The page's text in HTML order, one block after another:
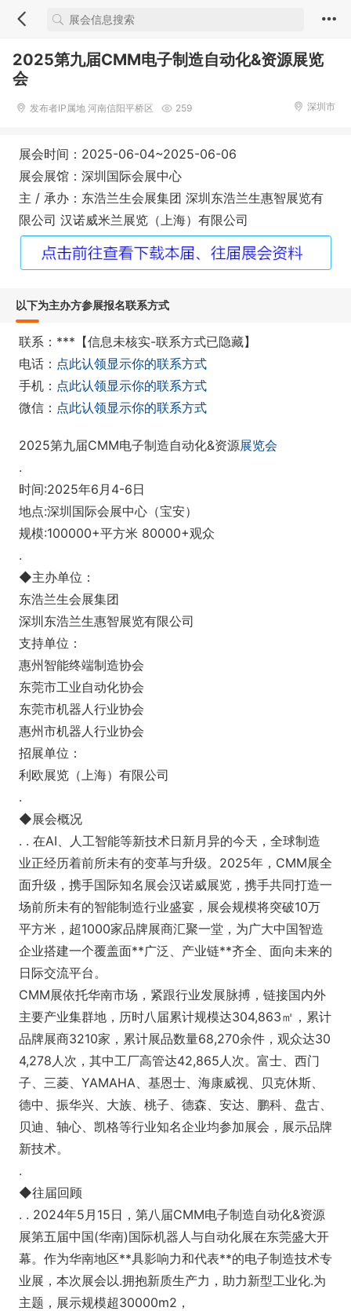
2025第九届CMM电子制造自动化&资源展览
会
发布者IP属地 河南信阳平桥区 259 深圳市
展会时间：2025-06-04~2025-06-06
展会展馆：深圳国际会展中心
主 / 承办：东浩兰生会展集团 深圳东浩兰生惠智展览有
限公司 汉诺威米兰展览（上海）有限公司
以下为主办方参展报名联系方式
联系：***【信息未核实-联系方式已隐藏】
电话： 点此认领显示你的联系方式
手机： 点此认领显示你的联系方式
微信： 点此认领显示你的联系方式
2025第九届CMM电子制造自动化&资源展览会
.
时间:2025年6月4-6日
地点:深圳国际会展中心（宝安）
规模:100000+平方米 80000+观众
.
◆主办单位：
东浩兰生会展集团
深圳东浩兰生惠智展览有限公司
支持单位：
惠州智能终端制造协会
东莞市工业自动化协会
东莞市机器人行业协会
惠州市机器人行业协会
招展单位：
利欧展览（上海）有限公司
.
◆展会概况
. . 在AI、人工智能等新技术日新月异的今天，全球制造
业正经历着前所未有的变革与升级。2025年，CMM展全
面升级，携手国际知名展会汉诺威展览，携手共同打造一
场前所未有的智能制造行业盛宴，展会规模将突破10万
平方米，超1000家品牌展商汇聚一堂，为广大中国智造
企业搭建一个覆盖面**广泛、产业链**齐全、面向未来的
日际交流平台。
CMM展依托华南市场，紧跟行业发展脉搏，链接国内外
主要产业集群地，历时八届累计规模达304,863㎡，累计
品牌展商3210家，累计展品数量68,270余件，观众达30
4,278人次，其中工厂高管达42,865人次。富士、西门
子、三菱、YAMAHA、基恩士、海康威视、贝克休斯、
德中、振华兴、大族、桃子、德森、安达、鹏科、盘古、
贝迪、轴心、凯格等行业知名企业均参加展会，展示品牌
新技术。
.
◆往届回顾
. . 2024年5月15日，第八届CMM电子制造自动化&资源
展第五届中国(华南)国际机器人与自动化展在东莞盛大开
幕。作为华南地区**具影响力和代表**的电子制造技术专
业展，本次展会以.拥抱新质生产力，助力新型工业化.为
主题，展示规模超30000m2，